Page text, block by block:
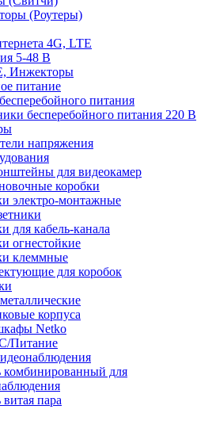
(Роутеры)
4G, LTE
5-48 В
Инжекторы
питание
питания
бесперебойного питания 220 В
напряжения
для видеокамер
коробки
электро-монтажные
для кабель-канала
огнестойкие
клеммные
для коробок
корпуса
Netko
Питание
комбинированный для
витая пара